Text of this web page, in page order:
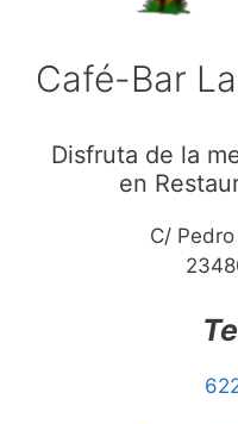
Café-Bar
Disfruta de la
en
C/